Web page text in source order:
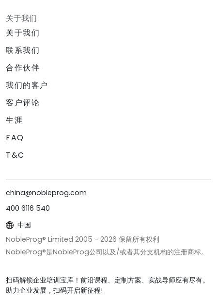
关于我们
关于我们
联系我们
合作伙伴
我们的客户
客户评论
生涯
FAQ
T&C
china@nobleprog.com
400 6116 540
中国
NobleProg® Limited 2005 - 2026 保留所有权利
NobleProg®是NobleProg公司以及/或者其分支机构的注册商标。
扫码解锁企业培训宝库！前沿课程、定制方案、实战导师应有尽有。
助力企业发展，扫码开启新征程!